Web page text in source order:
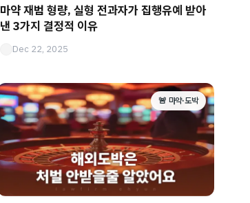
마약 재범 형량, 실형 전과자가 집행유예 받아
낸 3가지 결정적 이유
Dec 22, 2025
🚨 마약·도박